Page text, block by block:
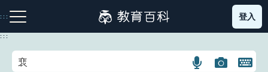
到
主
::: 登入
:::
語
圖
開